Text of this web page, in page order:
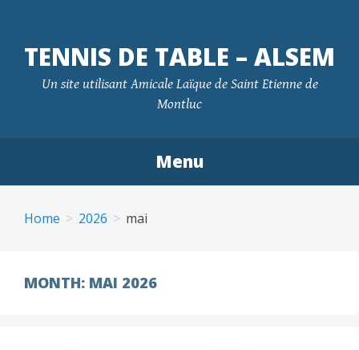
TENNIS DE TABLE – ALSEM
Un site utilisant Amicale Laïque de Saint Etienne de
Montluc
Menu
Home 2026 mai
MONTH: MAI 2026